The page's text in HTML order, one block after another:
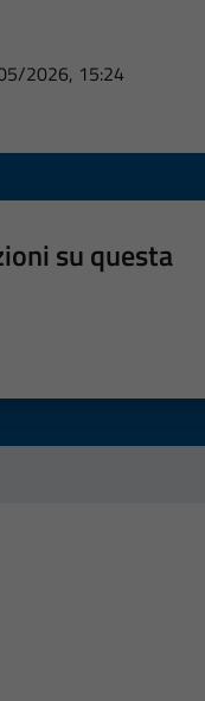
2026, 15:24
su questa